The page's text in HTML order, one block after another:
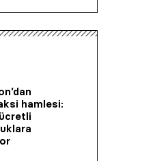
hamlesi: